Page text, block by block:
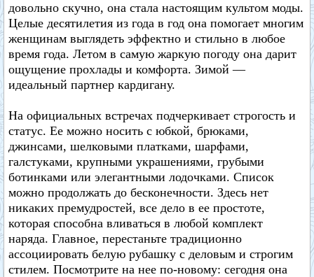
довольно скучно, она стала настоящим культом моды.
Целые десятилетия из года в год она помогает многим
женщинам выглядеть эффектно и стильно в любое
время года. Летом в самую жаркую погоду она дарит
ощущение прохлады и комфорта. Зимой —
идеальный партнер кардигану.
На официальных встречах подчеркивает строгость и
статус. Ее можно носить с юбкой, брюками,
джинсами, шелковыми платками, шарфами,
галстуками, крупными украшениями, грубыми
ботинками или элегантными лодочками. Список
можно продолжать до бесконечности. Здесь нет
никаких премудростей, все дело в ее простоте,
которая способна вливаться в любой комплект
наряда. Главное, перестаньте традиционно
ассоциировать белую рубашку с деловым и строгим
стилем. Посмотрите на нее по-новому: сегодня она